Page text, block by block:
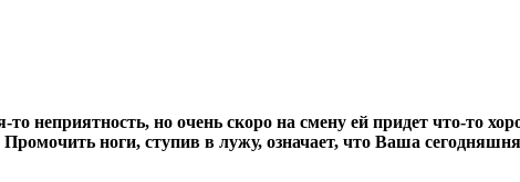
неприятность, но очень скоро на смену ей придет что-то
ноги, ступив в лужу, означает, что Ваша